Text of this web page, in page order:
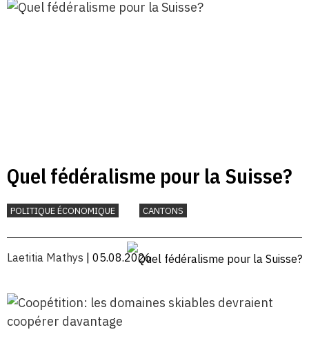
Quel fédéralisme pour la Suisse?
POLITIQUE ÉCONOMIQUE CANTONS
Laetitia Mathys | 05.08.2026